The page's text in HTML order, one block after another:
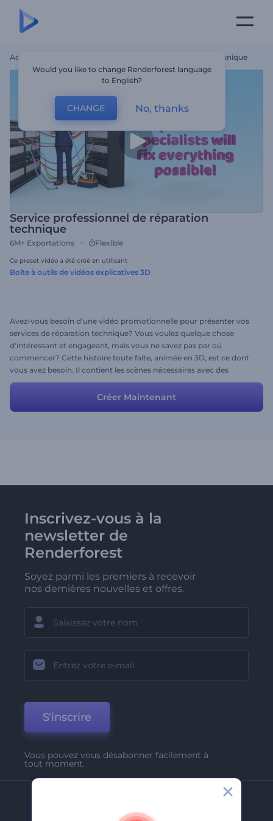
Accueil Service Professionnel De Réparation Technique
Service professionnel de réparation
technique
6M+ Exportations Flexible
Ce preset vidéo a été créé en utilisant
Boîte à outils de vidéos explicatives 3D
Avez-vous besoin d’une vidéo promotionnelle pour présenter vos
services de réparation technique? Vous voulez quelque chose
d'intéressant et engageant, mais vous ne savez pas par où
commencer? Cette histoire toute faite, animée en 3D, est ce dont
vous avez besoin. Il contient les scènes nécessaires avec des
personnages attrayants pour vous aider à accélérer votre processus
de création vidéo et à obtenir facilement le résultat souhaité. Vous
êtes libre d'ajouter ou de supprimer toute scène pour laquelle vous
Créer Maintenant
Inscrivez-vous à la
newsletter de
Renderforest
Soyez parmi les premiers à recevoir
nos dernières nouvelles et offres.
S'inscrire
Vous pouvez vous désabonner facilement à
tout moment.
Would you like to change Renderforest language
to English?
CHANGE No, thanks